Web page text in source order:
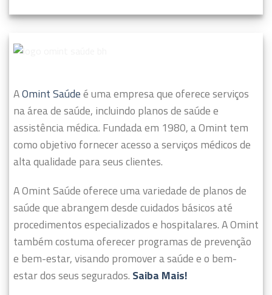
AOmint Saúdeé uma empresa que oferece serviços
na área de saúde, incluindo planos de saúde e
assistência médica. Fundada em 1980, a Omint tem
como objetivo fornecer acesso a serviços médicos de
alta qualidade para seus clientes.
A Omint Saúde oferece uma variedade de planos de
saúde que abrangem desde cuidados básicos até
procedimentos especializados e hospitalares. A Omint
também costuma oferecer programas de prevenção
e bem-estar, visando promover a saúde e o bem-
estar dos seus segurados. Saiba Mais!